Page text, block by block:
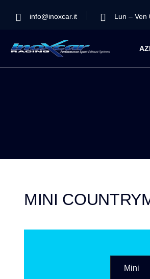
info@inoxcar.it Lun – Ven
MINI